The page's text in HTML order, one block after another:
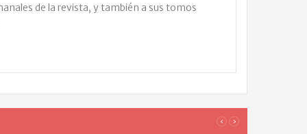
de la revista, y también a sus tomos
‹ ›